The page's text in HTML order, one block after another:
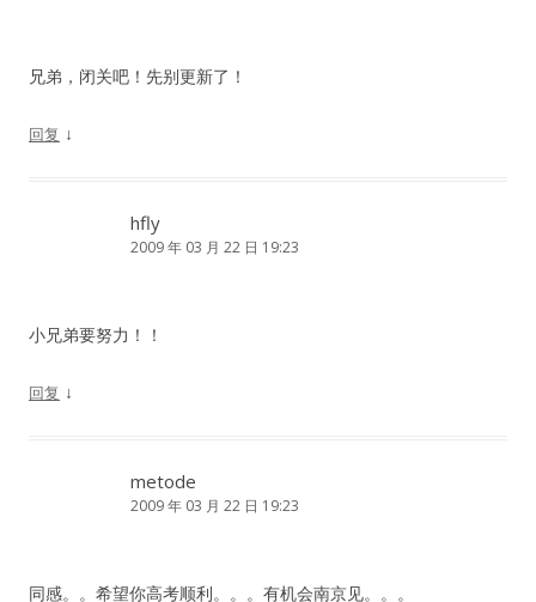
兄弟，闭关吧！先别更新了！
回复 ↓
hfly
2009 年 03 月 22 日 19:23
小兄弟要努力！！
回复 ↓
metode
2009 年 03 月 22 日 19:23
同感。。希望你高考顺利。。。有机会南京见。。。